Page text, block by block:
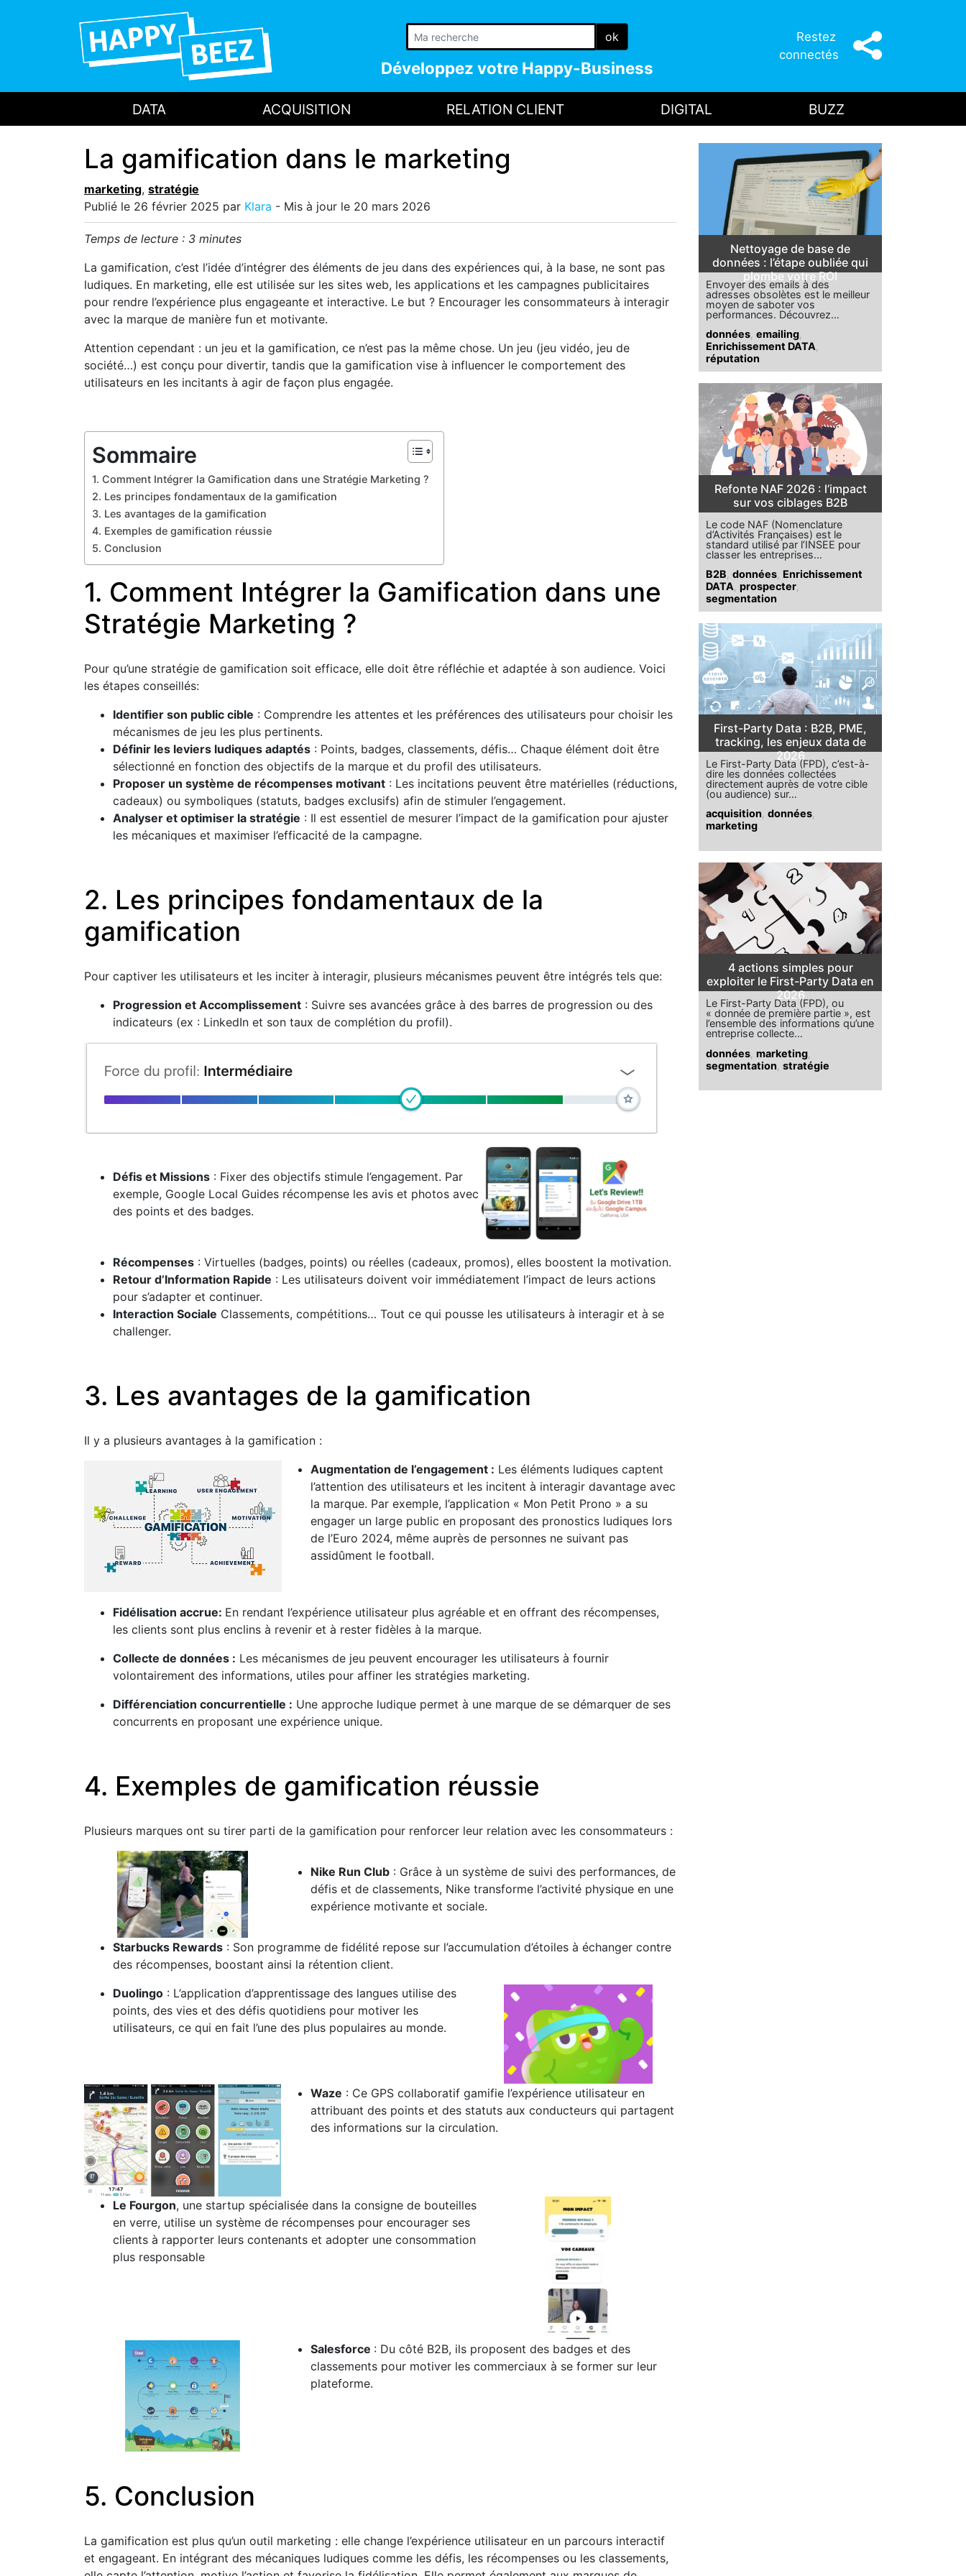
ok
Développez votre Happy-Business
Restez
connectés
DATA ACQUISITION RELATION CLIENT DIGITAL BUZZ
La gamification dans le marketing
marketing, stratégie
Publié le 26 février 2025 par Klara - Mis à jour le 20 mars 2026
Temps de lecture : 3 minutes
La gamification, c’est l’idée d’intégrer des éléments de jeu dans des expériences qui, à la base, ne sont pas
ludiques. En marketing, elle est utilisée sur les sites web, les applications et les campagnes publicitaires
pour rendre l’expérience plus engageante et interactive. Le but ? Encourager les consommateurs à interagir
avec la marque de manière fun et motivante.
Attention cependant : un jeu et la gamification, ce n’est pas la même chose. Un jeu (jeu vidéo, jeu de
société…) est conçu pour divertir, tandis que la gamification vise à influencer le comportement des
utilisateurs en les incitants à agir de façon plus engagée.
Sommaire
1. Comment Intégrer la Gamification dans une Stratégie Marketing ?
2. Les principes fondamentaux de la gamification
3. Les avantages de la gamification
4. Exemples de gamification réussie
5. Conclusion
1. Comment Intégrer la Gamification dans une
Stratégie Marketing ?
Pour qu’une stratégie de gamification soit efficace, elle doit être réfléchie et adaptée à son audience. Voici
les étapes conseillés:
Identifier son public cible : Comprendre les attentes et les préférences des utilisateurs pour choisir les
mécanismes de jeu les plus pertinents.
Définir les leviers ludiques adaptés : Points, badges, classements, défis… Chaque élément doit être
sélectionné en fonction des objectifs de la marque et du profil des utilisateurs.
Proposer un système de récompenses motivant : Les incitations peuvent être matérielles (réductions,
cadeaux) ou symboliques (statuts, badges exclusifs) afin de stimuler l’engagement.
Analyser et optimiser la stratégie : Il est essentiel de mesurer l’impact de la gamification pour ajuster
les mécaniques et maximiser l’efficacité de la campagne.
2. Les principes fondamentaux de la
gamification
Pour captiver les utilisateurs et les inciter à interagir, plusieurs mécanismes peuvent être intégrés tels que:
Progression et Accomplissement : Suivre ses avancées grâce à des barres de progression ou des
indicateurs (ex : LinkedIn et son taux de complétion du profil).
Défis et Missions : Fixer des objectifs stimule l’engagement. Par
exemple, Google Local Guides récompense les avis et photos avec
des points et des badges.
Récompenses : Virtuelles (badges, points) ou réelles (cadeaux, promos), elles boostent la motivation.
Retour d’Information Rapide : Les utilisateurs doivent voir immédiatement l’impact de leurs actions
pour s’adapter et continuer.
Interaction Sociale Classements, compétitions… Tout ce qui pousse les utilisateurs à interagir et à se
challenger.
3. Les avantages de la gamification
Il y a plusieurs avantages à la gamification :
Augmentation de l’engagement : Les éléments ludiques captent
l’attention des utilisateurs et les incitent à interagir davantage avec
la marque. Par exemple, l’application « Mon Petit Prono » a su
engager un large public en proposant des pronostics ludiques lors
de l’Euro 2024, même auprès de personnes ne suivant pas
assidûment le football.
Fidélisation accrue: En rendant l’expérience utilisateur plus agréable et en offrant des récompenses,
les clients sont plus enclins à revenir et à rester fidèles à la marque.
Collecte de données : Les mécanismes de jeu peuvent encourager les utilisateurs à fournir
volontairement des informations, utiles pour affiner les stratégies marketing.
Différenciation concurrentielle : Une approche ludique permet à une marque de se démarquer de ses
concurrents en proposant une expérience unique.
4. Exemples de gamification réussie
Plusieurs marques ont su tirer parti de la gamification pour renforcer leur relation avec les consommateurs :
Nike Run Club: Grâce à un système de suivi des performances, de
défis et de classements, Nike transforme l’activité physique en une
expérience motivante et sociale.
Starbucks Rewards : Son programme de fidélité repose sur l’accumulation d’étoiles à échanger contre
des récompenses, boostant ainsi la rétention client.
Duolingo : L’application d’apprentissage des langues utilise des
points, des vies et des défis quotidiens pour motiver les
utilisateurs, ce qui en fait l’une des plus populaires au monde.
Waze : Ce GPS collaboratif gamifie l’expérience utilisateur en
attribuant des points et des statuts aux conducteurs qui partagent
des informations sur la circulation.
Le Fourgon, une startup spécialisée dans la consigne de bouteilles
en verre, utilise un système de récompenses pour encourager ses
clients à rapporter leurs contenants et adopter une consommation
plus responsable
Salesforce : Du côté B2B, ils proposent des badges et des
classements pour motiver les commerciaux à se former sur leur
plateforme.
5. Conclusion
La gamification est plus qu’un outil marketing : elle change l’expérience utilisateur en un parcours interactif
et engageant. En intégrant des mécaniques ludiques comme les défis, les récompenses ou les classements,
Nettoyage de base de
données : l’étape oubliée qui
plombe votre ROI
Envoyer des emails à des
adresses obsolètes est le meilleur
moyen de saboter vos
performances. Découvrez…
données emailing
Enrichissement DATA
réputation
Refonte NAF 2026 : l’impact
sur vos ciblages B2B
Le code NAF (Nomenclature
d’Activités Françaises) est le
standard utilisé par l’INSEE pour
classer les entreprises…
B2B données Enrichissement
DATA prospecter
segmentation
First-Party Data : B2B, PME,
tracking, les enjeux data de
2026
Le First-Party Data (FPD), c’est-à-
dire les données collectées
directement auprès de votre cible
(ou audience) sur…
acquisition, données,
marketing
4 actions simples pour
exploiter le First-Party Data en
2026
Le First-Party Data (FPD), ou
« donnée de première partie », est
l’ensemble des informations qu’une
entreprise collecte…
données marketing
segmentation stratégie